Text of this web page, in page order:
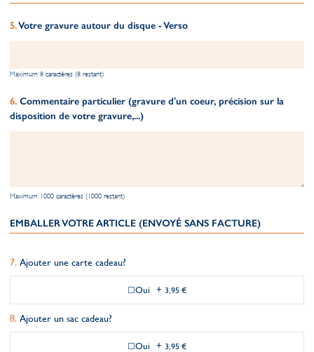
Votre gravure autour du disque - Verso
Maximum 8 caractères (8 restant)
Commentaire particulier (gravure d'un coeur, précision sur la
disposition de votre gravure,...)
Maximum 1000 caractères (1000 restant)
EMBALLER VOTRE ARTICLE (ENVOYÉ SANS FACTURE)
Ajouter une carte cadeau?
Oui + 3,95 €
Ajouter un sac cadeau?
Oui + 3,95 €